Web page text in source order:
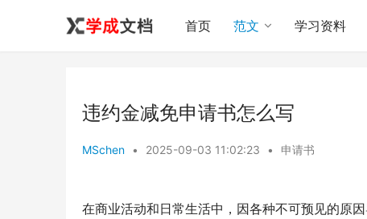
首页 范文 学习资料
违约金减免申请书怎么写
MSchen • 2025-09-03 11:02:23 • 申请书
在商业活动和日常生活中，因各种不可预见的原